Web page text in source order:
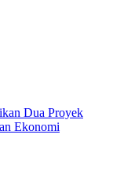
Dua Proyek
Ekonomi